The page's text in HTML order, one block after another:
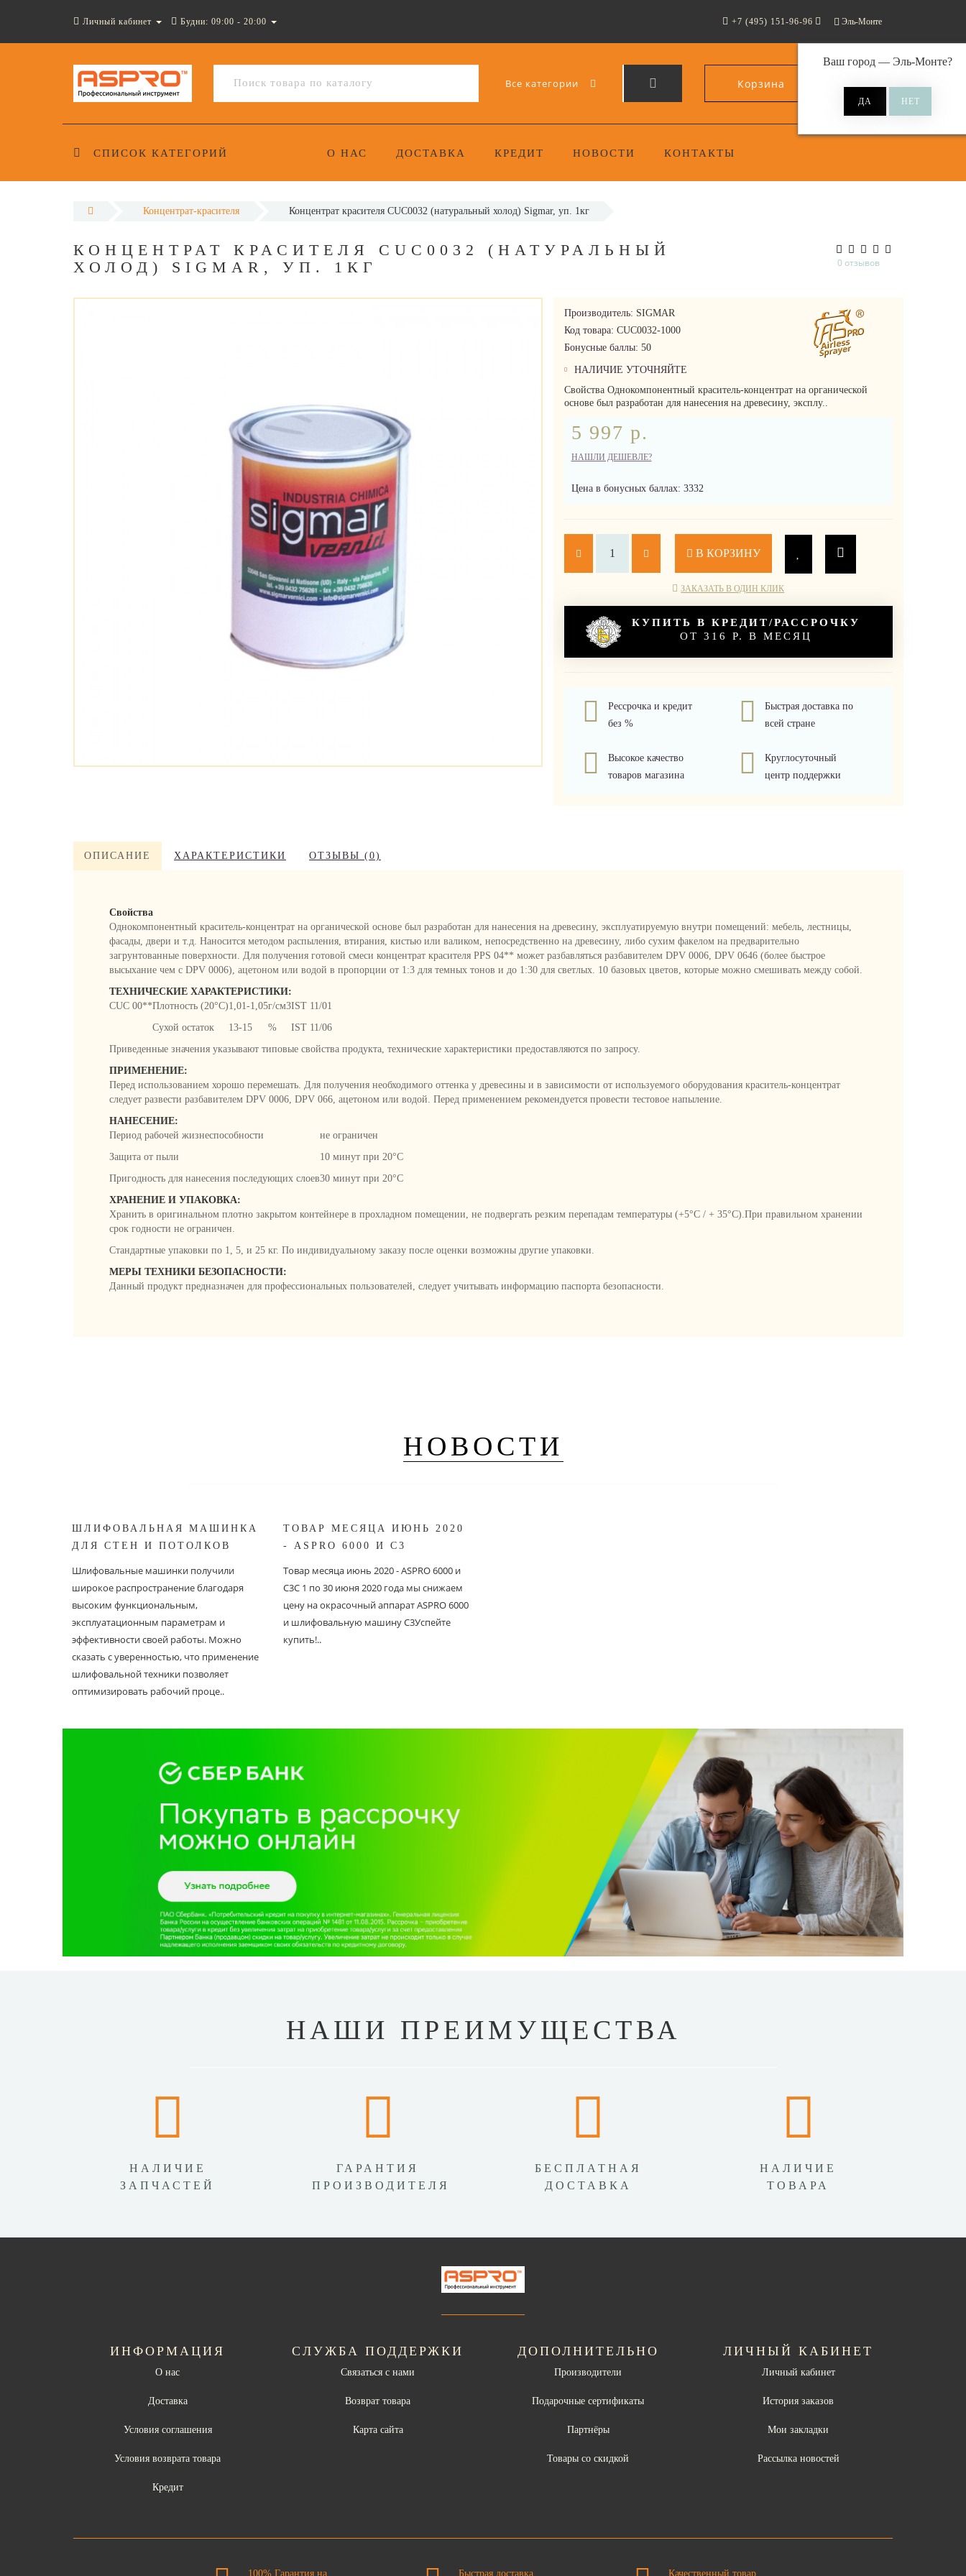
Личный кабинет Будни: 09:00 - 20:00 Эль-Монте
Ваш город — Эль-Монте?
+7 (495) 151-96-96
Все категории Корзина 0
СПИСОК КАТЕГОРИЙ О НАС ДОСТАВКА КРЕДИТ НОВОСТИ КОНТАКТЫ
Концентрат-красителя Концентрат красителя CUC0032 (натуральный холод) Sigmar, уп. 1кг
КОНЦЕНТРАТ КРАСИТЕЛЯ CUC0032 (НАТУРАЛЬНЫЙ
ХОЛОД) SIGMAR, УП. 1КГ
0 отзывов
Производитель: SIGMAR
Код товара: CUC0032-1000
Бонусные баллы: 50
НАЛИЧИЕ УТОЧНЯЙТЕ
Свойства Однокомпонентный краситель-концентрат на органической
основе был разработан для нанесения на древесину, эксплу..
5 997 р.
НАШЛИ ДЕШЕВЛЕ?
Цена в бонусных баллах: 3332
В КОРЗИНУ
ЗАКАЗАТЬ В ОДИН КЛИК
КУПИТЬ В КРЕДИТ/РАССРОЧКУ
ОТ 316 Р. В МЕСЯЦ
Рессрочка и кредит
без %
Быстрая доставка по
всей стране
Высокое качество
товаров магазина
Круглосуточный
центр поддержки
ОПИСАНИЕ ХАРАКТЕРИСТИКИ ОТЗЫВЫ (0)
Свойства
Однокомпонентный краситель-концентрат на органической основе был разработан для нанесения на древесину, эксплуатируемую внутри помещений: мебель, лестницы,
фасады, двери и т.д. Наносится методом распыления, втирания, кистью или валиком, непосредственно на древесину, либо сухим факелом на предварительно
загрунтованные поверхности. Для получения готовой смеси концентрат красителя PPS 04** может разбавляться разбавителем DPV 0006, DPV 0646 (более быстрое
высыхание чем с DPV 0006), ацетоном или водой в пропорции от 1:3 для темных тонов и до 1:30 для светлых. 10 базовых цветов, которые можно смешивать между собой.
ТЕХНИЧЕСКИЕ ХАРАКТЕРИСТИКИ:
СUC 00**Плотность (20°C)1,01-1,05г/см3IST 11/01
Сухой остаток
13-15 %
IST 11/06
Приведенные значения указывают типовые свойства продукта, технические характеристики предоставляются по запросу.
ПРИМЕНЕНИЕ:
Перед использованием хорошо перемешать. Для получения необходимого оттенка у древесины и в зависимости от используемого оборудования краситель-концентрат
следует развести разбавителем DPV 0006, DPV 066, ацетоном или водой. Перед применением рекомендуется провести тестовое напыление.
НАНЕСЕНИЕ:
Период рабочей жизнеспособности
не ограничен
Защита от пыли
10 минут при 20°C
Пригодность для нанесения последующих слоев30 минут при 20°C
ХРАНЕНИЕ И УПАКОВКА:
Хранить в оригинальном плотно закрытом контейнере в прохладном помещении, не подвергать резким перепадам температуры (+5°C / + 35°C).При правильном хранении
срок годности не ограничен.
Стандартные упаковки по 1, 5, и 25 кг. По индивидуальному заказу после оценки возможны другие упаковки.
МЕРЫ ТЕХНИКИ БЕЗОПАСНОСТИ:
Данный продукт предназначен для профессиональных пользователей, следует учитывать информацию паспорта безопасности.
НОВОСТИ
ШЛИФОВАЛЬНАЯ МАШИНКА
ДЛЯ СТЕН И ПОТОЛКОВ
Шлифовальные машинки получили
широкое распространение благодаря
высоким функциональным,
эксплуатационным параметрам и
эффективности своей работы. Можно
сказать с уверенностью, что применение
шлифовальной техники позволяет
оптимизировать рабочий проце..
ТОВАР МЕСЯЦА ИЮНЬ 2020
- ASPRO 6000 И С3
Товар месяца июнь 2020 - ASPRO 6000 и
С3С 1 по 30 июня 2020 года мы снижаем
цену на окрасочный аппарат ASPRO 6000
и шлифовальную машину C3Успейте
купить!..
НАШИ ПРЕИМУЩЕСТВА
НАЛИЧИЕ
ЗАПЧАСТЕЙ
ГАРАНТИЯ
ПРОИЗВОДИТЕЛЯ
БЕСПЛАТНАЯ
ДОСТАВКА
НАЛИЧИЕ
ТОВАРА
ИНФОРМАЦИЯ
О нас
Доставка
Условия соглашения
Условия возврата товара
Кредит
СЛУЖБА ПОДДЕРЖКИ
Связаться с нами
Возврат товара
Карта сайта
ДОПОЛНИТЕЛЬНО
Производители
Подарочные сертификаты
Партнёры
Товары со скидкой
ЛИЧНЫЙ КАБИНЕТ
Личный кабинет
История заказов
Мои закладки
Рассылка новостей
100% Гарантия на Быстрая доставка Качественный товар